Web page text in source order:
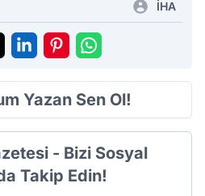
İHA
Yazan Sen Ol!
- Bizi Sosyal
Takip Edin!